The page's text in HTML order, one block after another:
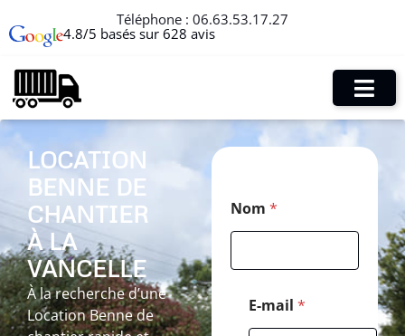
Téléphone : 06.63.53.17.27
4.8/5 basés sur 628 avis
LOCATION
BENNE DE
CHANTIER
À LA
VANCELLE
À la recherche d’une
Location Benne de
Nom *
E-mail *